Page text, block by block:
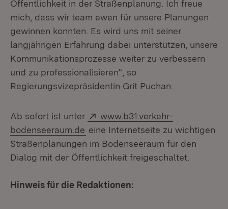
Öffentlichkeit in der Straßenplanung. Ich freue
mich, dass wir team ewen für unsere Planungen
gewinnen konnten. Es wird uns mit seiner
langjährigen Erfahrung dabei unterstützen, unsere
Kommunikationsprozesse weiter zu verbessern
und zu professionalisieren“, so
Regierungsvizepräsidentin Grit Puchan.
Ab sofort ist unter Extern:
www.b31.verkehr-
bodenseeraum.de (Öffnet in neuem Fenster)
eine Internetseite zu wichtigen
Straßenplanungen im Bodenseeraum für den
Dialog mit der Öffentlichkeit freigeschaltet.
Hinweis für die Redaktionen: